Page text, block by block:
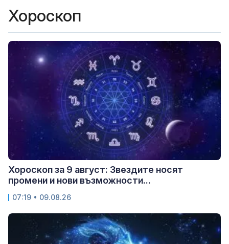
Хороскоп
Хороскоп за 9 август: Звездите носят
промени и нови възможности...
07:19 • 09.08.26